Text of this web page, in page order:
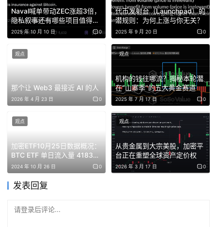
所以，借由这个案例，我们可以聊一聊，当前火爆的AI中转
站的生意还能不能做？普通人做AI中转站可能涉及哪些风
据新华社报道，中国日均Token调用量自2024年初至2026
年3月，已增长超千倍。需求摆在那里。
但如果国内用户想用海外大模型（OpenAI、Anthropic、
Google等）会碰到网络环境、支付渠道、身份验证等诸
多，这些都是门槛。
有门槛就有生意。AI中转站应运而生。现在在很多自媒体平
这其实并不假。
Naval喊单带动ZEC涨超3倍，
隐私叙事还有哪些项目值得关
注？
2025 年 10 月 10 日 0
代币发射台（Launchpad）的
潜规则：为何上涨与你无关？​
2025 年 9 月 20 日 0
那个让 Web3 最接近 AI 的人
2026 年 4 月 23 日 0
观点
机构的钱往哪流？揭秘本轮潜
在“山寨季”的五大黄金赛道
2025 年 7 月 17 日 0
观点
加密ETF10月25日数据概况：
BTC ETF 单日流入量 4183万
美元
2024 年 10 月 26 日 0
观点
从贵金属到大宗美股，加密平
台正在重塑全球资产定价权
2026 年 3 月 17 日 0
观点
发表回复
请登录后评论...